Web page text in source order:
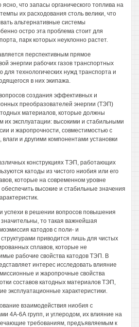
что запасы органического топлива на
их расходования столь велики, что
альтернативные системы
остро эта проблема стоит для
парк которых неуклонно растет.
перспективным прямое
энергии рабочих газов транспортных
для технологических нужд транспорта и
в них экипажа.
создания эффективных и
преобразователей энергии (ТЭП)
материалов, которые должны
их эксплуатации: высокими и стабильными
и жаропрочности, совместимостью с
и другими компонентами установки
конструкциях ТЭП, работающих
катоды из чистого ниобия или его
которые на современном уровне
обеспечить высокие и стабильные значения
успехи в решении вопросов повышения
то такая важнейшая
катодов с поли- и
приводится лишь для чистых
сплавов, которые не
рабочие свойства катодов ТЭП. В
интерес исследовать влияние
и жаропрочные свойства
составов катодных материалов ТЭП,
эксплуатационные характеристики.
взаимодействия ниобия с
4А-6А групп, и углеродом, их влияние на
требованиям, предъявляемым к